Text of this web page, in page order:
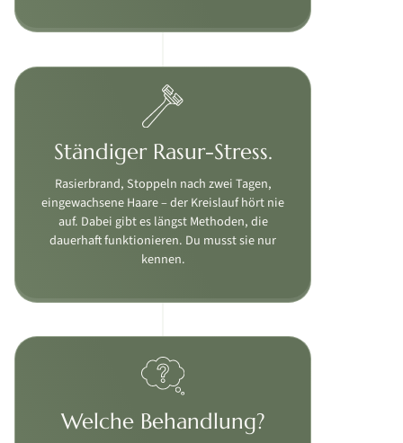
Ständiger Rasur-Stress.
Rasierbrand, Stoppeln nach zwei Tagen,
eingewachsene Haare – der Kreislauf hört nie
auf. Dabei gibt es längst Methoden, die
dauerhaft funktionieren. Du musst sie nur
kennen.
Welche Behandlung?